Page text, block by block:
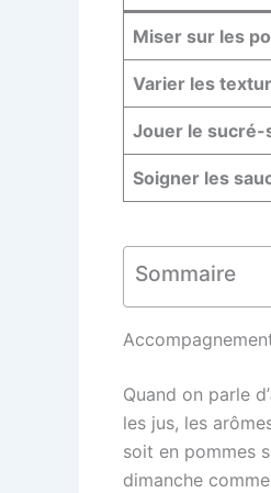
Miser sur les
Varier les
Jouer le sucré-
Soigner les
Sommaire
Quand on parle d’
les jus, les
soit en pommes
dimanche